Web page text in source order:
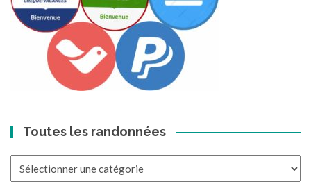
Toutes les randonnées